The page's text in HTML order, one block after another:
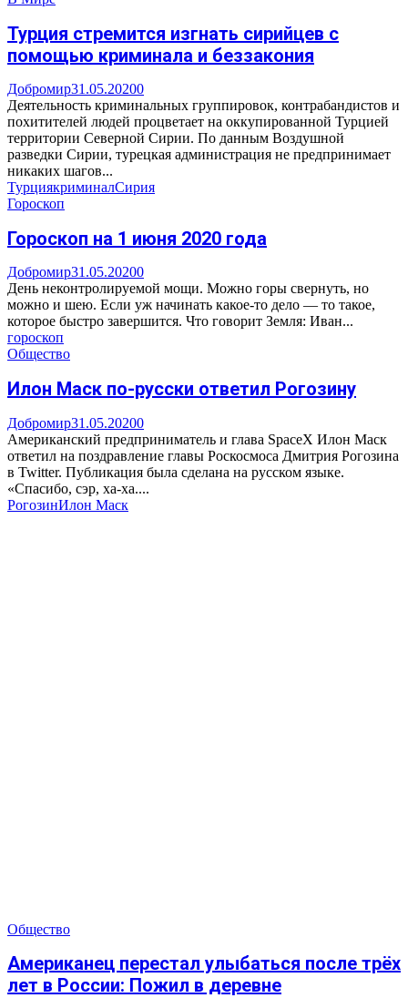
Турция стремится изгнать сирийцев с
помощью криминала и беззакония
Добромир31.05.20200
Деятельность криминальных группировок, контрабандистов и
похитителей людей процветает на оккупированной Турцией
территории Северной Сирии. По данным Воздушной
разведки Сирии, турецкая администрация не предпринимает
никаких шагов...
ТурциякриминалСирия
Гороскоп
Гороскоп на 1 июня 2020 года
Добромир31.05.20200
День неконтролируемой мощи. Можно горы свернуть, но
можно и шею. Если уж начинать какое-то дело — то такое,
которое быстро завершится. Что говорит Земля: Иван...
гороскоп
Общество
Илон Маск по-русски ответил Рогозину
Добромир31.05.20200
Американский предприниматель и глава SpaceX Илон Маск
ответил на поздравление главы Роскосмоса Дмитрия Рогозина
в Twitter. Публикация была сделана на русском языке.
«Спасибо, сэр, ха-ха....
РогозинИлон Маск
Общество
Американец перестал улыбаться после трёх
лет в России: Пожил в деревне